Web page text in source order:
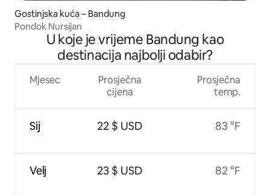
Gostinjska kuća – Bandung
Pondok Nursijan
U koje je vrijeme Bandung kao
destinacija najbolji odabir?
Mjesec
Sij
Velj
Prosječna
cijena
22 $ USD
23 $ USD
Prosječna
temp.
83 °F
82 °F